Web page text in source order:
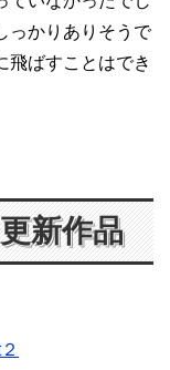
っかりありそうで
飛ばすことはでき
新作品